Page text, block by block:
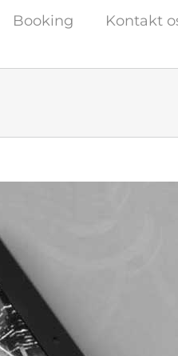
Booking Kontakt